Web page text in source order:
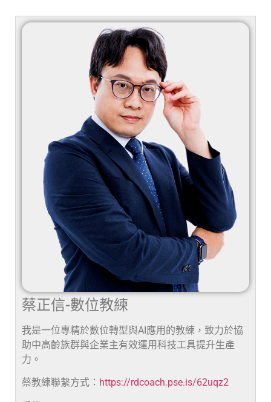
蔡正信-數位教練
我是一位專精於數位轉型與AI應用的教練，致力於協
助中高齡族群與企業主有效運用科技工具提升生產
力。
蔡教練聯繫方式： https://rdcoach.pse.is/62uqz2